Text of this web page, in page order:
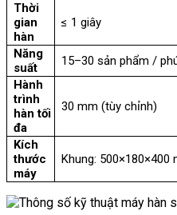
Thời
gian
hàn
≤ 1 giây
Năng
suất
15–30 sản phẩm /
Hành
trình
hàn tối
đa
30 mm (tùy chỉnh)
Kích
thước
máy
Khung: